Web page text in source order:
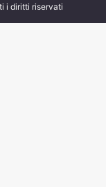
i diritti riservati